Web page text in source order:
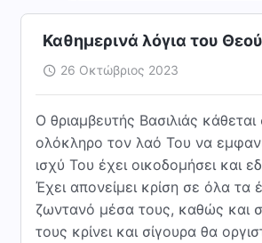
Καθημερινά λόγια του
26 Οκτώβριος 2023
Ο θριαμβευτής Βασιλιάς
ολόκληρο τον λαό Του να
ισχύ Του έχει οικοδομήσει και
Έχει απονείμει κρίση σε όλα τα
ζωντανό μέσα τους, καθώς και
τους κρίνει και σίγουρα θα